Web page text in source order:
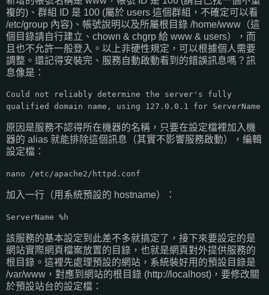
複的)、群組 ID 是 100 (屬於 users 這個群組，不確定可以看
/etc/group 內容)、帳號說明以及所屬根目錄 /home/www（這
個目錄請自行建立、chown & chgrp 給 www & users），而
且也不允許一般登入。以上非硬性規定，可以根據個人需要
調整。還記得安裝完、服務自動啟動看到的錯誤訊息嗎？訊
息像是：
Could not reliably determine the server's fully
qualified domain name, using 127.0.0.1 for ServerName
原因是服務不認得所在機器的名稱，只要在設定檔裡加入機
器的 alias 就能排除這個訊息（其實不影響服務啟動），編輯
設定檔：
nano /etc/apache2/httpd.conf
加入一行（用系統預設的 hostname）：
ServerName %h
該服務的基本設定到此差不多就搞定了，接下來要設定的是
網站實際網頁檔案放置的目錄，也就是網頁對外提供服務的
根目錄。這裡先處理預設的網站，系統裝好用的預設目錄是
/var/www，對應到網站的根目錄 (http://localhost)，要修改關
於預設站台的設定檔：